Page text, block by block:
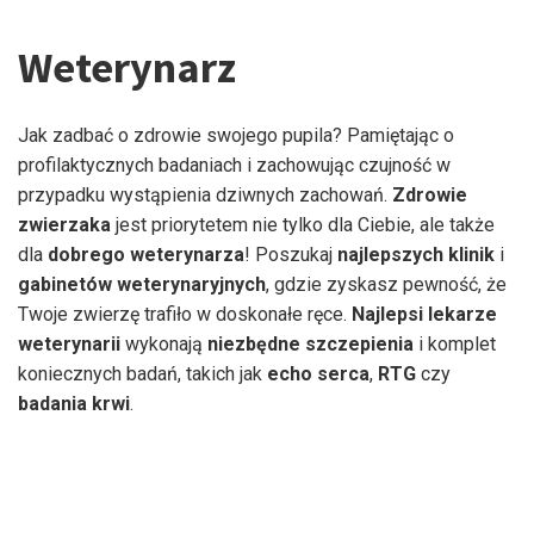
Weterynarz
Jak zadbać o zdrowie swojego pupila? Pamiętając o
profilaktycznych badaniach i zachowując czujność w
przypadku wystąpienia dziwnych zachowań. Zdrowie
zwierzaka jest priorytetem nie tylko dla Ciebie, ale także
dla dobrego weterynarza! Poszukaj najlepszych klinik i
gabinetów weterynaryjnych, gdzie zyskasz pewność, że
Twoje zwierzę trafiło w doskonałe ręce. Najlepsi lekarze
weterynarii wykonają niezbędne szczepienia i komplet
koniecznych badań, takich jak echo serca, RTG czy
badania krwi.